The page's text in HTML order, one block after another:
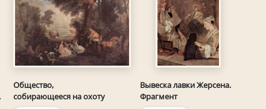
Общество,
собирающееся на охоту
Вывеска лавки Жерсена.
Фрагмент